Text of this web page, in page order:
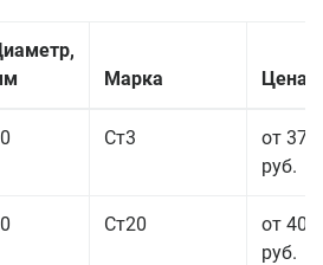
Марка Цена
Ст3
от 37
руб.
Ст20
от 40
руб.